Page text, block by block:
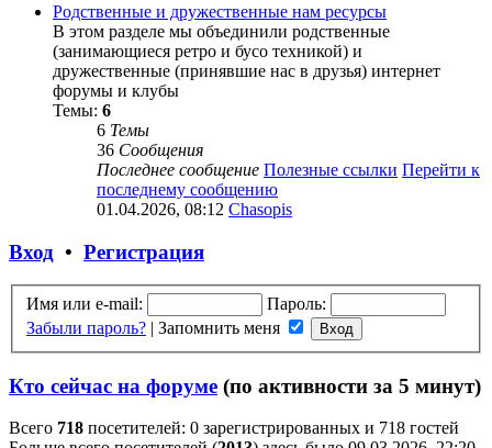
Родственные и дружественные нам ресурсы
В этом разделе мы объединили родственные
(занимающиеся ретро и бусо техникой) и
дружественные (принявшие нас в друзья) интернет
форумы и клубы
Темы: 6
6 Темы
36 Сообщения
Последнее сообщение Полезные ссылки Перейти к
последнему сообщению
01.04.2026, 08:12 Chasopis
Вход • Регистрация
Имя или e-mail:
Пароль:
Забыли пароль? | Запомнить меня
Кто сейчас на форуме (по активности за 5 минут)
Всего 718 посетителей: 0 зарегистрированных и 718 гостей